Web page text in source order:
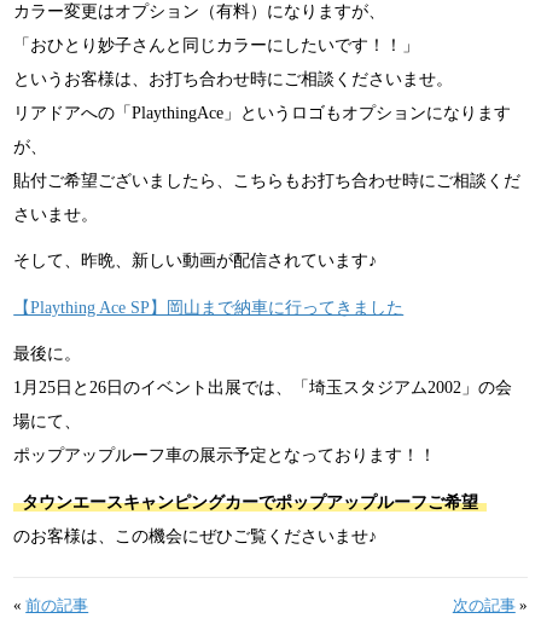
カラー変更はオプション（有料）になりますが、
「おひとり妙子さんと同じカラーにしたいです！！」
というお客様は、お打ち合わせ時にご相談くださいませ。
リアドアへの「PlaythingAce」というロゴもオプションになります
が、
貼付ご希望ございましたら、こちらもお打ち合わせ時にご相談くだ
さいませ。
そして、昨晩、新しい動画が配信されています♪
【Plaything Ace SP】岡山まで納車に行ってきました
最後に。
1月25日と26日のイベント出展では、「埼玉スタジアム2002」の会
場にて、
ポップアップルーフ車の展示予定となっております！！
タウンエースキャンピングカーでポップアップルーフご希望
のお客様は、この機会にぜひご覧くださいませ♪
«前の記事 次の記事»